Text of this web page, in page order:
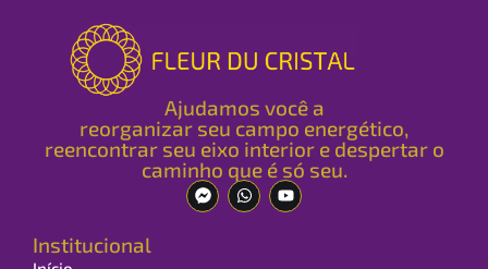
Ajudamos você a
reorganizar seu campo energético,
reencontrar seu eixo interior e despertar o
caminho que é só seu.
Institucional